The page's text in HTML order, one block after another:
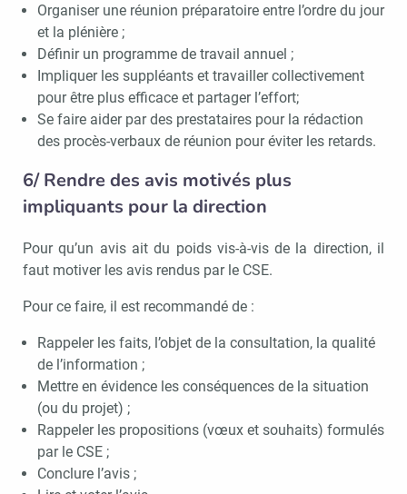
Organiser une réunion préparatoire entre l’ordre du jour
et la plénière ;
Définir un programme de travail annuel ;
Impliquer les suppléants et travailler collectivement
pour être plus efficace et partager l’effort;
Se faire aider par des prestataires pour la rédaction
des procès-verbaux de réunion pour éviter les retards.
6/ Rendre des avis motivés plus
impliquants pour la direction
Pour qu’un avis ait du poids vis-à-vis de la direction, il
faut motiver les avis rendus par le CSE.
Pour ce faire, il est recommandé de :
Rappeler les faits, l’objet de la consultation, la qualité
de l’information ;
Mettre en évidence les conséquences de la situation
(ou du projet) ;
Rappeler les propositions (vœux et souhaits) formulés
par le CSE ;
Conclure l’avis ;